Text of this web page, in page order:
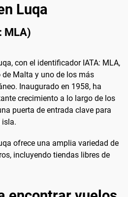
Luqa
MLA)
con el identificador IATA: MLA,
Malta y uno de los más
Inaugurado en 1958, ha
crecimiento a lo largo de los
puerta de entrada clave para
isla.
ofrece una amplia variedad de
incluyendo tiendas libres de